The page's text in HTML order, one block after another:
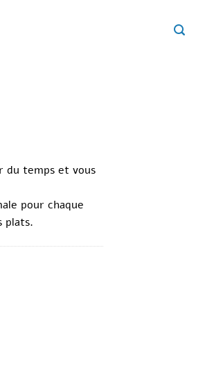
du temps et vous
pour chaque
plats.